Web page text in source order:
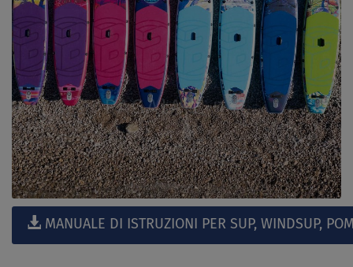
MANUALE DI ISTRUZIONI PER SUP, WINDSUP,